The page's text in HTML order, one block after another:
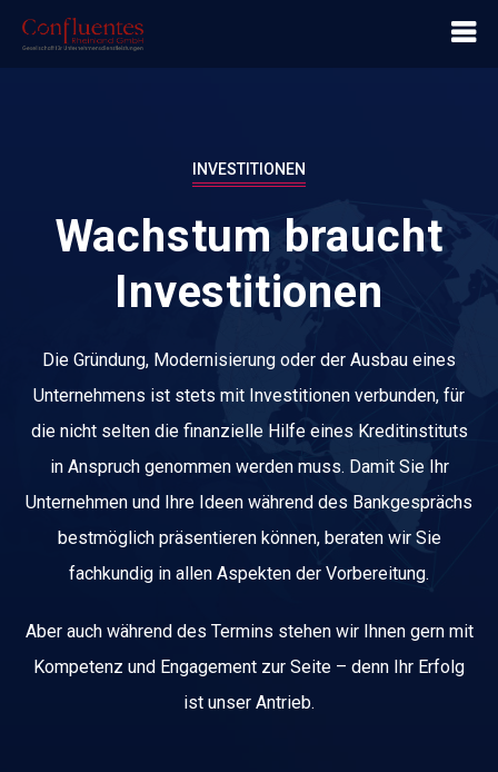
INVESTITIONEN
Wachstum braucht
Investitionen
Die Gründung, Modernisierung oder der Ausbau eines
Unternehmens ist stets mit Investitionen verbunden, für
die nicht selten die finanzielle Hilfe eines Kreditinstituts
in Anspruch genommen werden muss. Damit Sie Ihr
Unternehmen und Ihre Ideen während des Bankgesprächs
bestmöglich präsentieren können, beraten wir Sie
fachkundig in allen Aspekten der Vorbereitung.
Aber auch während des Termins stehen wir Ihnen gern mit
Kompetenz und Engagement zur Seite – denn Ihr Erfolg
ist unser Antrieb.